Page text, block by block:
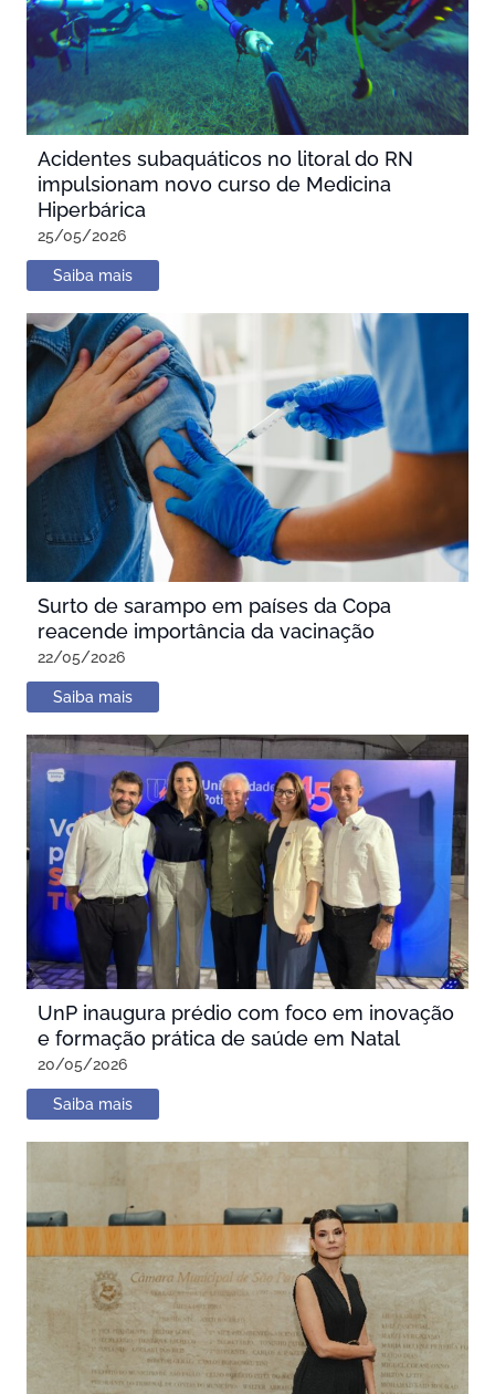
Acidentes subaquáticos no litoral do RN
impulsionam novo curso de Medicina
Hiperbárica
25/05/2026
Saiba mais
Surto de sarampo em países da Copa
reacende importância da vacinação
22/05/2026
Saiba mais
UnP inaugura prédio com foco em inovação
e formação prática de saúde em Natal
20/05/2026
Saiba mais